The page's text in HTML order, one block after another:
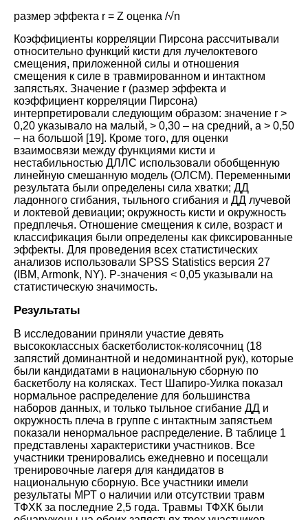
размер эффекта r = Z оценка /√n
Коэффициенты корреляции Пирсона рассчитывали
относительно функций кисти для лучелоктевого
смещения, приложенной силы и отношения
смещения к силе в травмированном и интактном
запястьях. Значение r (размер эффекта и
коэффициент корреляции Пирсона)
интерпретировали следующим образом: значение r >
0,20 указывало на малый, > 0,30 – на средний, а > 0,50
– на большой [19]. Кроме того, для оценки
взаимосвязи между функциями кисти и
нестабильностью ДЛЛС использовали обобщенную
линейную смешанную модель (ОЛСМ). Переменными
результата были определены сила хватки; ДД
ладонного сгибания, тыльного сгибания и ДД лучевой
и локтевой девиации; окружность кисти и окружность
предплечья. Отношение смещения к силе, возраст и
классификация были определены как фиксированные
эффекты. Для проведения всех статистических
анализов использовали SPSS Statistics версия 27
(IBM, Armonk, NY). P-значения < 0,05 указывали на
статистическую значимость.
Результаты
В исследовании приняли участие девять
высококлассных баскетболисток-колясочниц (18
запястий доминантной и недоминантной рук), которые
были кандидатами в национальную сборную по
баскетболу на колясках. Тест Шапиро-Уилка показал
нормальное распределение для большинства
наборов данных, и только тыльное сгибание ДД и
окружность плеча в группе с интактным запястьем
показали ненормальное распределение. В таблице 1
представлены характеристики участников. Все
участники тренировались ежедневно и посещали
тренировочные лагеря для кандидатов в
национальную сборную. Все участники имели
результаты МРТ о наличии или отсутствии травм
ТФХК за последние 2,5 года. Травмы ТФХК были